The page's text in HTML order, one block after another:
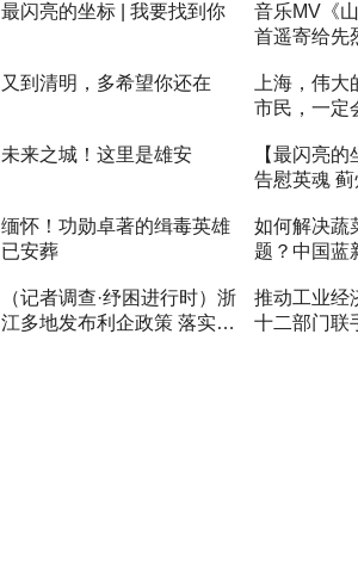
最闪亮的坐标 | 我要找到你
音乐MV《
首遥寄给先
又到清明，多希望你还在
上海，伟
市民，一定
未来之城！这里是雄安
【最闪亮
告慰英魂
缅怀！功勋卓著的缉毒英雄
已安葬
如何解决蔬
题？中国蓝
（记者调查·纾困进行时）浙
江多地发布利企政策 落实情
推动工业经
十二部门联